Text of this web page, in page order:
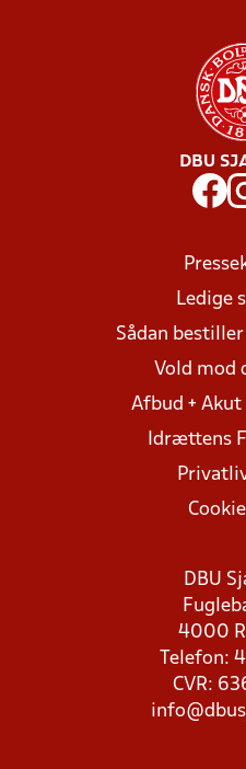
DBU
Ledige
Sådan
Vold mod
Afbud +
Idrættens
DBU
4000
Telefon:
CVR: